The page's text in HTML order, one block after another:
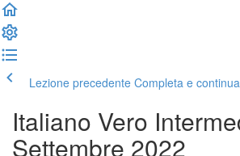
Lezione precedente Completa e continua
Italiano Vero
Settembre 2022